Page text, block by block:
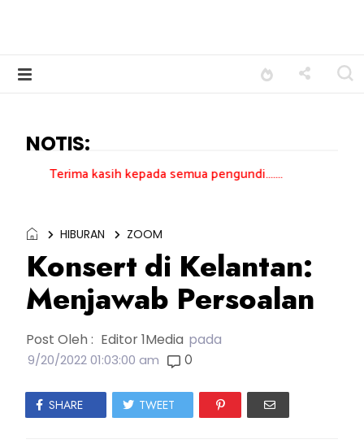
NOTIS:
kasih kepada semua pengundi.......
HIBURAN ZOOM
Konsert di Kelantan:
Menjawab Persoalan
Post Oleh : Editor 1Media pada
9/20/2022 01:03:00 am 0
SHARE TWEET